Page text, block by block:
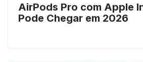
AirPods Pro com Apple
Pode Chegar em 2026